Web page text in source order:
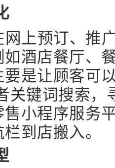
上预订、推
酒店餐厅、
是让顾客可
关键词搜索
小程序服务
到店搬入。